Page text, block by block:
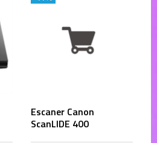
Escaner Canon
ScanLIDE 400